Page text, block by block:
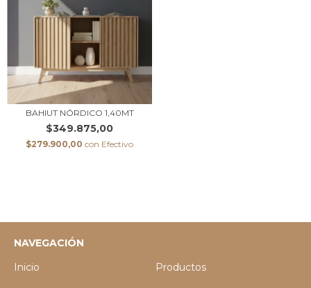
BAHIUT NÓRDICO 1,40MT
$349.875,00
$279.900,00 con Efectivo
NAVEGACIÓN
Inicio
Productos